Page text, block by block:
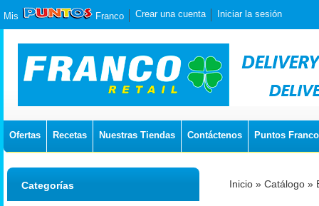
Mis Franco Crear una cuenta Iniciar la sesión
Ofertas Recetas Nuestras Tiendas Contáctenos Puntos Franco
Inicio » Catálogo »
Categorías